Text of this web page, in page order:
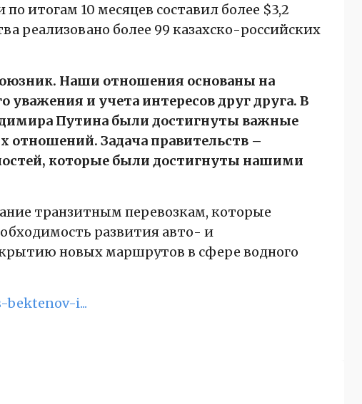
итогам 10 месяцев составил более $3,2
реализовано более 99 казахско-российских
Наши отношения основаны на
и учета интересов друг друга. В
Путина были достигнуты важные
отношений. Задача правительств –
которые были достигнуты нашими
транзитным перевозкам, которые
развития авто- и
новых маршрутов в сфере водного
bektenov-i...